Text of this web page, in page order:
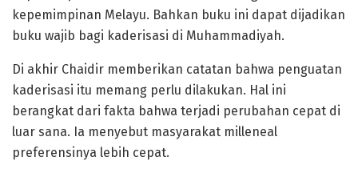
kepemimpinan Melayu. Bahkan buku ini dapat dijadikan
buku wajib bagi kaderisasi di Muhammadiyah.
Di akhir Chaidir memberikan catatan bahwa penguatan
kaderisasi itu memang perlu dilakukan. Hal ini
berangkat dari fakta bahwa terjadi perubahan cepat di
luar sana. Ia menyebut masyarakat milleneal
preferensinya lebih cepat.